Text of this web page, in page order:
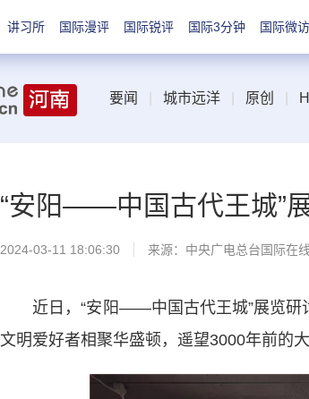
讲习所 国际漫评 国际锐评 国际3分钟 国际微
要闻 城市远洋 原创
“安阳——中国古代王城”
2024-03-11 18:06:30 来源：中央广电总台国际在线
近日，“安阳——中国古代王城”展览研讨
文明爱好者相聚华盛顿，遥望3000年前的